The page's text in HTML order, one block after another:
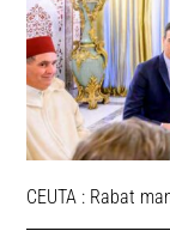
CEUTA : Rabat